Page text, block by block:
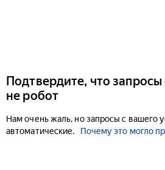
Подтвердите, что
не робот
Нам очень жаль, но запросы с вашего
автоматические.
Почему это могло